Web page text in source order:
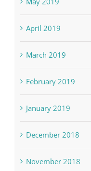
May 2019
April 2019
March 2019
February 2019
January 2019
December 2018